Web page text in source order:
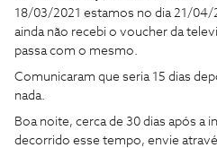
18/03/2021 estamos no dia 21/04/
ainda não recebi o voucher da
passa com o mesmo.
Comunicaram que seria 15 dias
nada.
Boa noite, cerca de 30 dias após a
decorrido esse tempo, envie